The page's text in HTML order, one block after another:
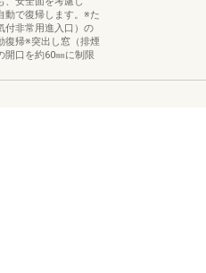
動で復帰します。※た
付非常用進入口）の
帰※突出し窓（排煙
開口を約60㎜に制限